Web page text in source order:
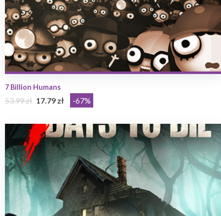
7 Billion Humans
53.99 zł 17.79 zł -67%